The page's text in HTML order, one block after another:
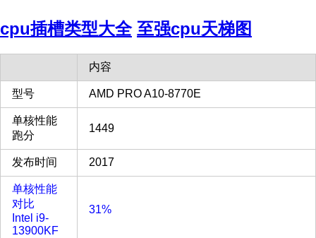
cpu插槽类型大全 至强cpu天梯图
内容
型号 AMD PRO A10-8770E
单核性能
跑分
1449
发布时间 2017
单核性能
对比
Intel i9-
13900KF
31%